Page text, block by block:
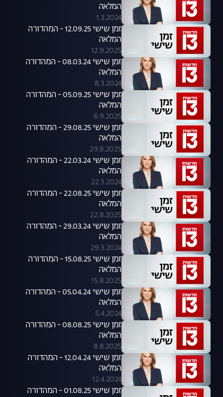
המלאה
1.3.2024
זמן שישי 12.09.25 - המהדורה
המלאה
12.9.2025
זמן שישי 08.03.24 - המהדורה
המלאה
8.3.2024
זמן שישי 05.09.25 - המהדורה
המלאה
6.9.2025
זמן שישי 29.08.25 - המהדורה
המלאה
29.8.2025
זמן שישי 22.03.24 - המהדורה
המלאה
22.3.2024
זמן שישי 22.08.25 - המהדורה
המלאה
22.8.2025
זמן שישי 29.03.24 - המהדורה
המלאה
29.3.2024
זמן שישי 15.08.25 - המהדורה
המלאה
15.8.2025
זמן שישי 05.04.24 - המהדורה
המלאה
5.4.2024
זמן שישי 08.08.25 - המהדורה
המלאה
8.8.2025
זמן שישי 12.04.24 - המהדורה
המלאה
12.4.2024
זמן שישי 01.08.25 - המהדורה